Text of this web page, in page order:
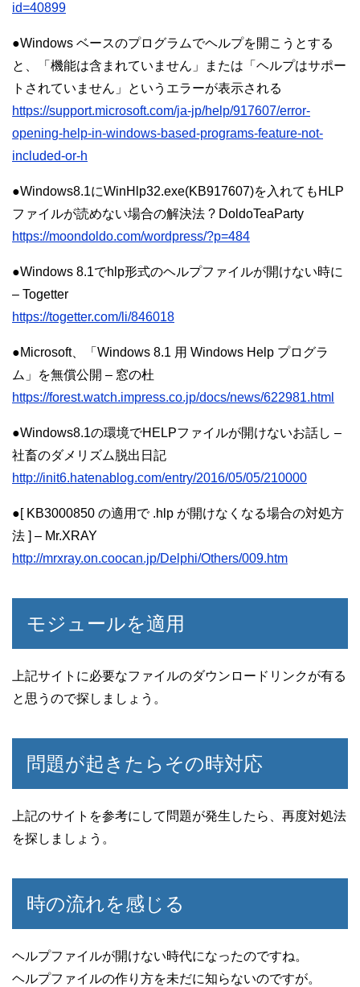
id=40899
●Windows ベースのプログラムでヘルプを開こうとする
と、「機能は含まれていません」または「ヘルプはサポー
トされていません」というエラーが表示される
https://support.microsoft.com/ja-jp/help/917607/error-
opening-help-in-windows-based-programs-feature-not-
included-or-h
●Windows8.1にWinHlp32.exe(KB917607)を入れてもHLP
ファイルが読めない場合の解決法 ? DoldoTeaParty
https://moondoldo.com/wordpress/?p=484
●Windows 8.1でhlp形式のヘルプファイルが開けない時に
– Togetter
https://togetter.com/li/846018
●Microsoft、「Windows 8.1 用 Windows Help プログラ
ム」を無償公開 – 窓の杜
https://forest.watch.impress.co.jp/docs/news/622981.html
●Windows8.1の環境でHELPファイルが開けないお話し –
社畜のダメリズム脱出日記
http://init6.hatenablog.com/entry/2016/05/05/210000
●[ KB3000850 の適用で .hlp が開けなくなる場合の対処方
法 ] – Mr.XRAY
http://mrxray.on.coocan.jp/Delphi/Others/009.htm
モジュールを適用
上記サイトに必要なファイルのダウンロードリンクが有る
と思うので探しましょう。
問題が起きたらその時対応
上記のサイトを参考にして問題が発生したら、再度対処法
を探しましょう。
時の流れを感じる
ヘルプファイルが開けない時代になったのですね。
ヘルプファイルの作り方を未だに知らないのですが。